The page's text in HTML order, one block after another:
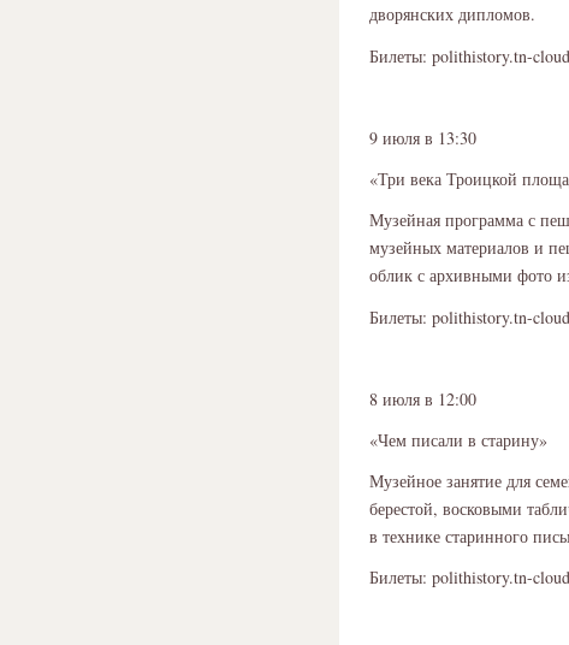
дворянских дипломов.
Билеты: polithistory.tn-
9 июля в 13:30
«Три века Троицкой
Музейная программа с
музейных материалов и
облик с архивными фото
Билеты: polithistory.tn-
8 июля в 12:00
«Чем писали в старину»
Музейное занятие для
берестой, восковыми
в технике старинного
Билеты: polithistory.tn-